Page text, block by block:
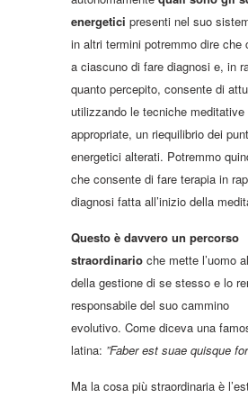
energetici presenti nel suo
in altri termini potremmo dire che
a ciascuno di fare diagnosi e, in
quanto percepito, consente di
utilizzando le tecniche meditative
appropriate, un riequilibrio dei
energetici alterati. Potremmo
che consente di fare terapia in
diagnosi fatta all’inizio della
Questo è davvero un percorso
straordinario che mette l’uomo
della gestione di se stesso e lo
responsabile del suo cammino
evolutivo. Come diceva una
latina: ”Faber est suae quisque
Ma la cosa più straordinaria è